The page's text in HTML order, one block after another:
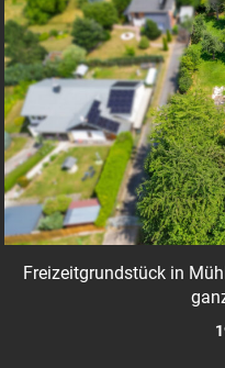
Freizeitgrundstück in